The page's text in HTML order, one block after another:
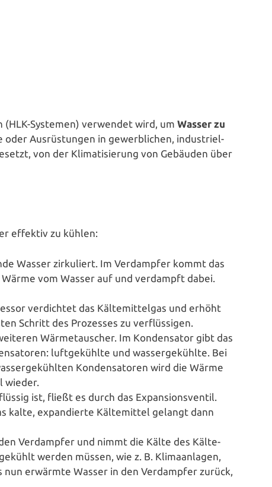
(HLK-Systemen) verwendet wird, um Wasser zu
oder Aus­rüs­tun­gen in gewerb­li­chen, indus­tri­el­
von der Kli­ma­ti­sie­rung von Gebäuden über
effektiv zu kühlen:
Wasser zir­ku­liert. Im Ver­damp­fer kommt das
vom Wasser auf und verdampft dabei.
ver­dich­tet das Käl­te­mit­tel­gas und erhöht
Schritt des Prozesses zu verflüssigen.
Wär­me­tau­scher. Im Kon­den­sa­tor gibt das
luft­ge­kühl­te und was­ser­ge­kühl­te. Bei
Kon­den­sa­to­ren wird die Wärme
wieder.
ist, fließt es durch das Expan­si­ons­ven­til.
kalte, expan­dier­te Käl­te­mit­tel gelangt dann
Ver­damp­fer und nimmt die Kälte des Käl­te­
werden müssen, wie z. B. Kli­ma­an­la­gen,
erwärmte Wasser in den Ver­damp­fer zurück,